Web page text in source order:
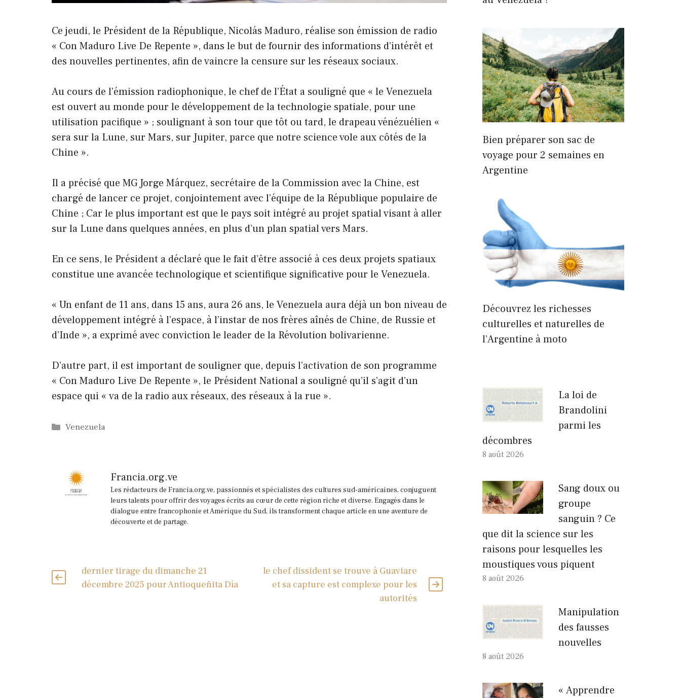
Ce jeudi, le Président de la République, Nicolás Maduro, réalise son émission de radio
« Con Maduro Live De Repente », dans le but de fournir des informations d’intérêt et
des nouvelles pertinentes, afin de vaincre la censure sur les réseaux sociaux.
Au cours de l’émission radiophonique, le chef de l’État a souligné que « le Venezuela
est ouvert au monde pour le développement de la technologie spatiale, pour une
utilisation pacifique » ; soulignant à son tour que tôt ou tard, le drapeau vénézuélien «
sera sur la Lune, sur Mars, sur Jupiter, parce que notre science vole aux côtés de la
Chine ».
Il a précisé que MG Jorge Márquez, secrétaire de la Commission avec la Chine, est
chargé de lancer ce projet, conjointement avec l’équipe de la République populaire de
Chine ; Car le plus important est que le pays soit intégré au projet spatial visant à aller
sur la Lune dans quelques années, en plus d’un plan spatial vers Mars.
En ce sens, le Président a déclaré que le fait d’être associé à ces deux projets spatiaux
constitue une avancée technologique et scientifique significative pour le Venezuela.
« Un enfant de 11 ans, dans 15 ans, aura 26 ans, le Venezuela aura déjà un bon niveau de
développement intégré à l’espace, à l’instar de nos frères aînés de Chine, de Russie et
d’Inde », a exprimé avec conviction le leader de la Révolution bolivarienne.
D’autre part, il est important de souligner que, depuis l’activation de son programme
« Con Maduro Live De Repente », le Président National a souligné qu’il s’agit d’un
espace qui « va de la radio aux réseaux, des réseaux à la rue ».
Catégories
Venezuela
Francia.org.ve
Les rédacteurs de Francia.org.ve, passionnés et spécialistes des cultures sud-américaines, conjuguent
leurs talents pour offrir des voyages écrits au cœur de cette région riche et diverse. Engagés dans le
dialogue entre francophonie et Amérique du Sud, ils transforment chaque article en une aventure de
découverte et de partage.
dernier tirage du dimanche 21
décembre 2025 pour Antioqueñita Día
le chef dissident se trouve à Guaviare
et sa capture est complexe pour les
autorités
Bien préparer son sac de
voyage pour 2 semaines en
Argentine
Découvrez les richesses
culturelles et naturelles de
l’Argentine à moto
La loi de
Brandolini
parmi les
décombres
8 août 2026
Sang doux ou
groupe
sanguin ? Ce
que dit la science sur les
raisons pour lesquelles les
moustiques vous piquent
8 août 2026
Manipulation
des fausses
nouvelles
8 août 2026
« Apprendre